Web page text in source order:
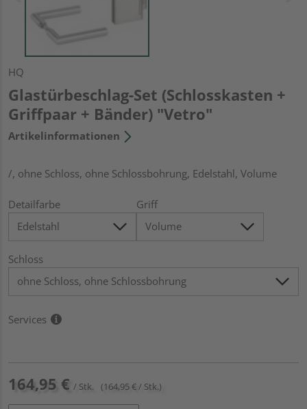
HQ
Glastürbeschlag-Set (Schlosskasten +
Griffpaar + Bänder) "Vetro"
Artikelinformationen
/, ohne Schloss, ohne Schlossbohrung, Edelstahl, Volume
Detailfarbe Griff
Schloss
Services
164,95 € / Stk. (164,95 € / Stk.)